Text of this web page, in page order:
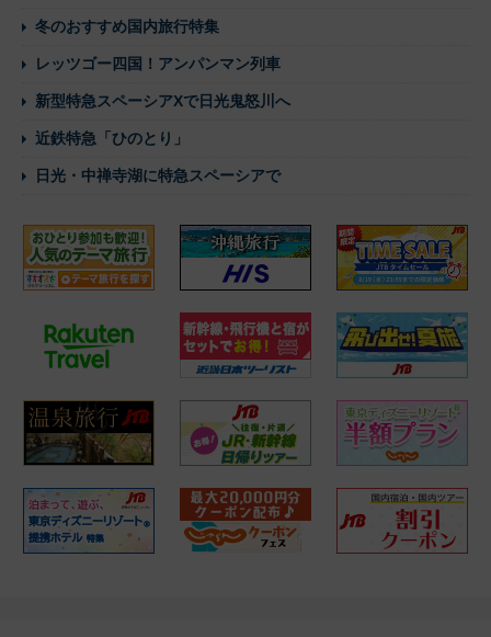
冬のおすすめ国内旅行特集
レッツゴー四国！アンパンマン列車
新型特急スペーシアXで日光鬼怒川へ
近鉄特急「ひのとり」
日光・中禅寺湖に特急スペーシアで